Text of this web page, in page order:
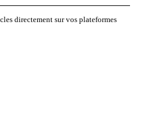
directement sur vos plateformes